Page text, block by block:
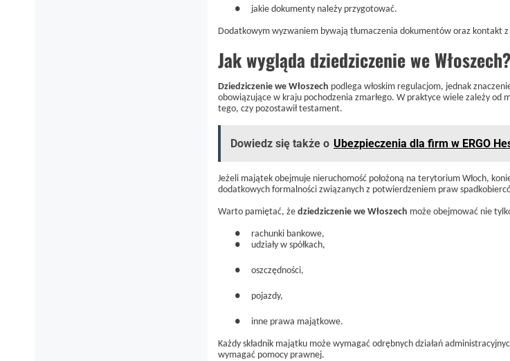
● jakie dokumenty należy przygotować.
Dodatkowym wyzwaniem bywają tłumaczenia dokumentów oraz kontakt
Jak wygląda dziedziczenie we Włoszech?
Dziedziczenie we Włoszech podlega włoskim regulacjom, jednak
obowiązujące w kraju pochodzenia zmarłego. W praktyce wiele zależy od
tego, czy pozostawił testament.
Dowiedz się także o Ubezpieczenia dla firm w ERGO
Jeżeli majątek obejmuje nieruchomość położoną na terytorium Włoch,
dodatkowych formalności związanych z potwierdzeniem praw
Warto pamiętać, że dziedziczenie we Włoszech może obejmować nie
●
rachunki bankowe,
●
udziały w spółkach,
● oszczędności,
● pojazdy,
● inne prawa majątkowe.
Każdy składnik majątku może wymagać odrębnych działań
wymagać pomocy prawnej.